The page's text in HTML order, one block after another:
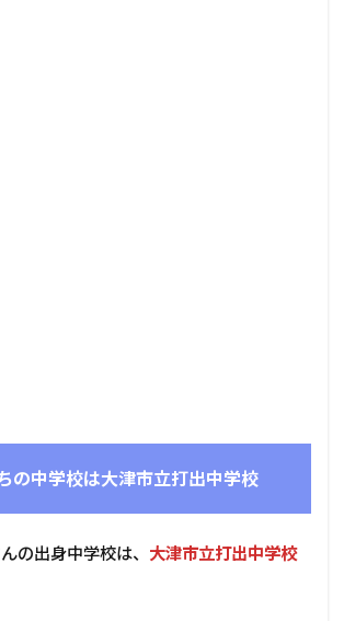
の中学校は大津市立打出中学校
の出身中学校は、 大津市立打出中学校